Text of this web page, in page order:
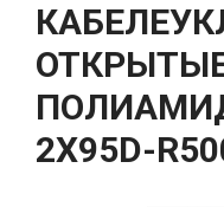
2Х95D-